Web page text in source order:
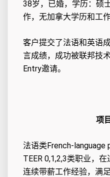
38岁，已婚，学历：硕
作，无加拿大学历和工
客户提交了法语和英语
言成绩，成功被联邦技
Entry邀请。
项
法语类French-language
TEER 0,1,2,3类职业，
连续带薪工作经验，满